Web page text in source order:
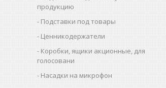
продукцию
Подставки под товары
Ценникодержатели
Коробки, ящики акционные, для
голосовани
Насадки на микрофон